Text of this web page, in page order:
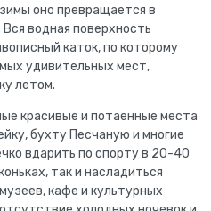
оно превращается в
водная поверхность
каток, по которому
удивительных мест,
летом.
красивые и потаенные места
бухту Песчаную и многие
вдарить по спорту в 20-40
так и насладиться
кафе и культурных